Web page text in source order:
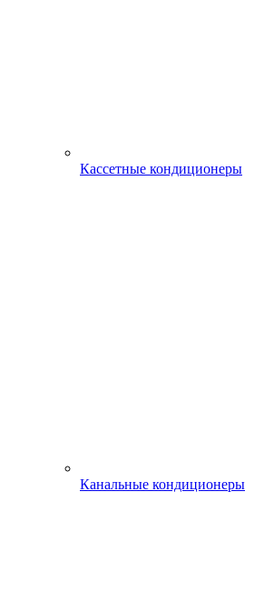
Кассетные кондиционеры
Канальные кондиционеры